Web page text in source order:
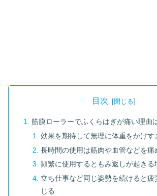
目次
筋膜ローラーでふくらはぎが痛い理由
効果を期待して無理に体重をかけす
長時間の使用は筋肉や血管などを痛
頻繁に使用するともみ返しが起きる
立ち仕事など同じ姿勢を続けると疲
じる